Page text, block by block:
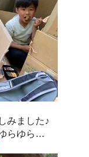
みました♪
らゆら…